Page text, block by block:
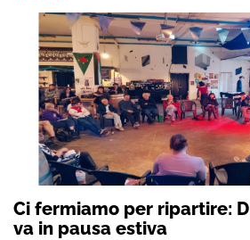
Ci fermiamo per ripartire:
va in pausa estiva